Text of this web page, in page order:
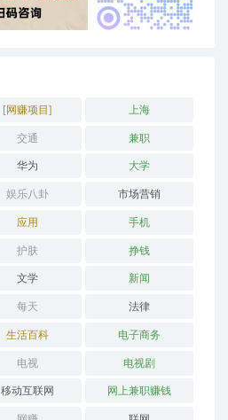
[网赚项目] 上海
交通 兼职
华为 大学
娱乐八卦 市场营销
应用 手机
护肤 挣钱
文学 新闻
每天 法律
生活百科 电子商务
电视 电视剧
移动互联网 网上兼职赚钱